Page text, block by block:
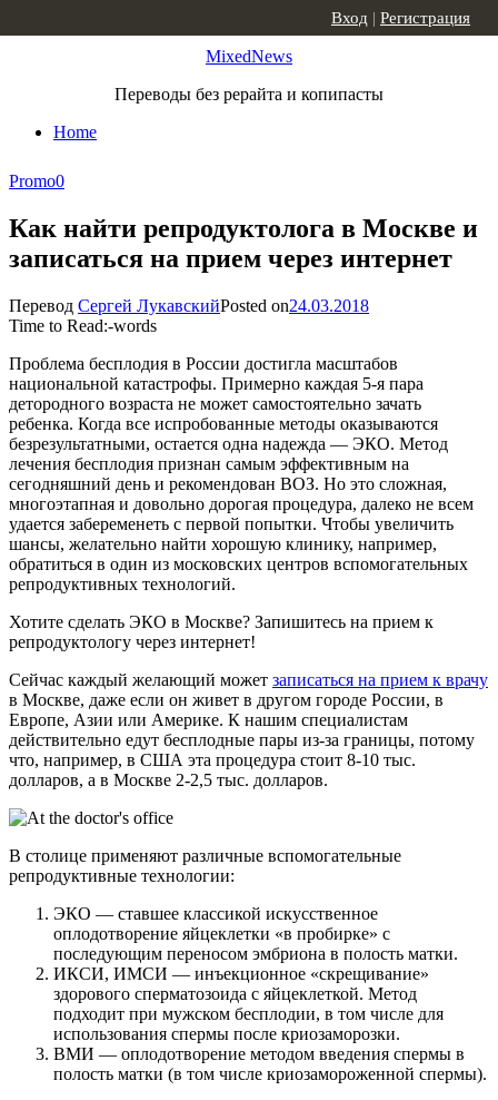
MixedNews
Переводы без рерайта и копипасты
Home
Вход | Регистрация
Promo0
Как найти репродуктолога в Москве и
записаться на прием через интернет
Перевод Сергей ЛукавскийPosted on24.03.2018
Time to Read:-words
Проблема бесплодия в России достигла масштабов
национальной катастрофы. Примерно каждая 5-я пара
детородного возраста не может самостоятельно зачать
ребенка. Когда все испробованные методы оказываются
безрезультатными, остается одна надежда — ЭКО. Метод
лечения бесплодия признан самым эффективным на
сегодняшний день и рекомендован ВОЗ. Но это сложная,
многоэтапная и довольно дорогая процедура, далеко не всем
удается забеременеть с первой попытки. Чтобы увеличить
шансы, желательно найти хорошую клинику, например,
обратиться в один из московских центров вспомогательных
репродуктивных технологий.
Хотите сделать ЭКО в Москве? Запишитесь на прием к
репродуктологу через интернет!
Сейчас каждый желающий может записаться на прием к врачу
в Москве, даже если он живет в другом городе России, в
Европе, Азии или Америке. К нашим специалистам
действительно едут бесплодные пары из-за границы, потому
что, например, в США эта процедура стоит 8-10 тыс.
долларов, а в Москве 2-2,5 тыс. долларов.
В столице применяют различные вспомогательные
репродуктивные технологии:
ЭКО — ставшее классикой искусственное
оплодотворение яйцеклетки «в пробирке» с
последующим переносом эмбриона в полость матки.
ИКСИ, ИМСИ — инъекционное «скрещивание»
здорового сперматозоида с яйцеклеткой. Метод
подходит при мужском бесплодии, в том числе для
использования спермы после криозаморозки.
ВМИ — оплодотворение методом введения спермы в
полость матки (в том числе криозамороженной спермы).